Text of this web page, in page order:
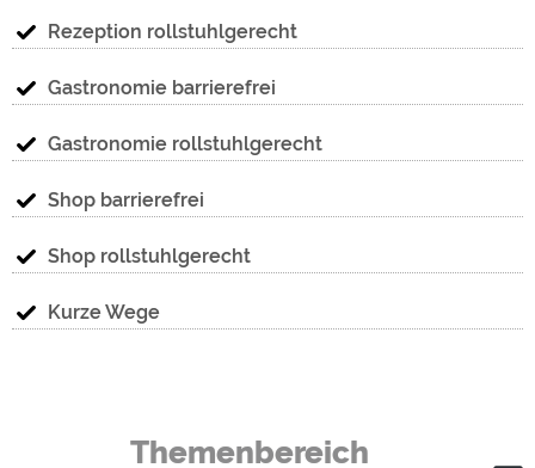
Rezeption rollstuhlgerecht
Gastronomie barrierefrei
Gastronomie rollstuhlgerecht
Shop barrierefrei
Shop rollstuhlgerecht
Kurze Wege
Themenbereich